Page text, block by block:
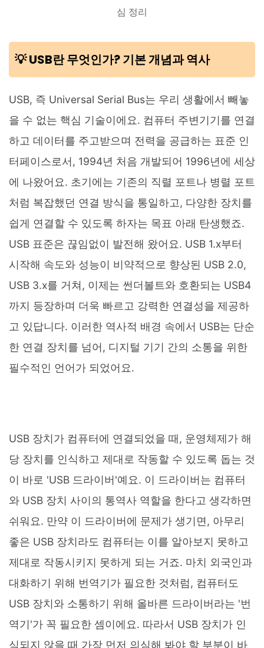
심 정리
💡 USB란 무엇인가? 기본 개념과 역사
USB, 즉 Universal Serial Bus는 우리 생활에서 빼놓
을 수 없는 핵심 기술이에요. 컴퓨터 주변기기를 연결
하고 데이터를 주고받으며 전력을 공급하는 표준 인
터페이스로서, 1994년 처음 개발되어 1996년에 세상
에 나왔어요. 초기에는 기존의 직렬 포트나 병렬 포트
처럼 복잡했던 연결 방식을 통일하고, 다양한 장치를
쉽게 연결할 수 있도록 하자는 목표 아래 탄생했죠.
USB 표준은 끊임없이 발전해 왔어요. USB 1.x부터
시작해 속도와 성능이 비약적으로 향상된 USB 2.0,
USB 3.x를 거쳐, 이제는 썬더볼트와 호환되는 USB4
까지 등장하며 더욱 빠르고 강력한 연결성을 제공하
고 있답니다. 이러한 역사적 배경 속에서 USB는 단순
한 연결 장치를 넘어, 디지털 기기 간의 소통을 위한
필수적인 언어가 되었어요.
USB 장치가 컴퓨터에 연결되었을 때, 운영체제가 해
당 장치를 인식하고 제대로 작동할 수 있도록 돕는 것
이 바로 'USB 드라이버'예요. 이 드라이버는 컴퓨터
와 USB 장치 사이의 통역사 역할을 한다고 생각하면
쉬워요. 만약 이 드라이버에 문제가 생기면, 아무리
좋은 USB 장치라도 컴퓨터는 이를 알아보지 못하고
제대로 작동시키지 못하게 되는 거죠. 마치 외국인과
대화하기 위해 번역기가 필요한 것처럼, 컴퓨터도
USB 장치와 소통하기 위해 올바른 드라이버라는 '번
역기'가 꼭 필요한 셈이에요. 따라서 USB 장치가 인
식되지 않을 때 가장 먼저 의심해 봐야 할 부분이 바